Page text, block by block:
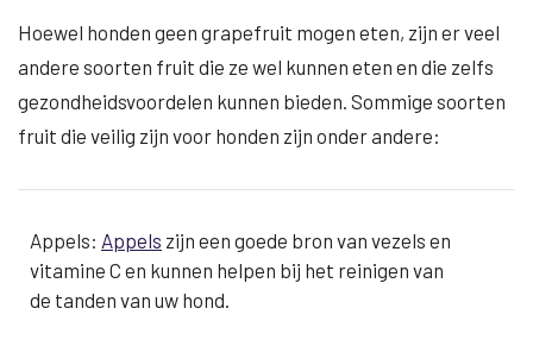
Hoewel honden geen grapefruit mogen eten, zijn er veel
andere soorten fruit die ze wel kunnen eten en die zelfs
gezondheidsvoordelen kunnen bieden. Sommige soorten
fruit die veilig zijn voor honden zijn onder andere:
Appels: Appels zijn een goede bron van vezels en
vitamine C en kunnen helpen bij het reinigen van
de tanden van uw hond.